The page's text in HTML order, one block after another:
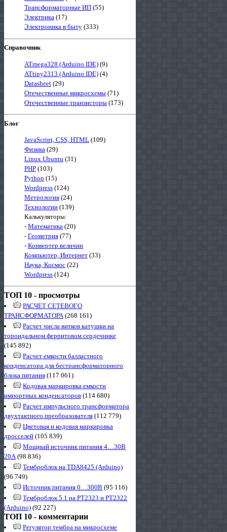
Трансформаторные ИП (55)
Электрика (17)
Электроника в быту (333)
Справочник
ATmega328 (Arduino IDE) (9)
ATtiny2313 (Arduino IDE) (4)
Datasheet (29)
Отечественные микросхемы (71)
Отечественные транзисторы (173)
Блог
JavaScript, CSS, HTML (109)
Физика (29)
Linux Ubuntu (31)
PHP (103)
Python (15)
Wordpress (124)
Метрология (24)
Технологии (139)
Калькуляторы:
- Математика (20)
- Геометрия (77)
- Конвертер величин
Компьютер, Интернет (33)
Наука, Космос (22)
Wordpress (124)
ТОП 10 - просмотры
РАСЧЕТ СЕТЕВОГО
ТРАНСФОРМАТОРА(268 161)
Расчет числа витков катушки на
тороидальном ферритовом сердечнике
(145 892)
Расчет емкости балластного
конденсатора для бестрансформаторного
блока питания (117 061)
Кодовая маркировка емкости
импортных конденсаторов (114 680)
Расчет импульсного трансформатора
двухтактного преобразователя (112 779)
Цветовая и кодовая маркировка
дросселей (105 839)
Мощный источник питания 4…30В
20А(98 836)
Темброблок на TDA8425 (Arduino)
(96 749)
Источник питания 0…300В (95 116)
Темброблок 5.1 на PT2323 и PT2322
(Arduino) (92 227)
ТОП 10 - комментарии
Регулятор тембра на микросхеме